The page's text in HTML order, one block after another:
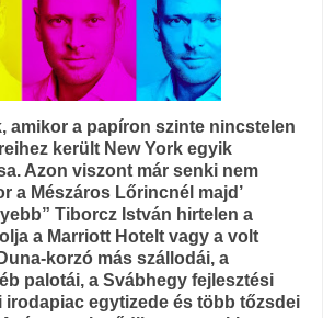
amikor a papíron szinte nincstelen
került New York egyik
Azon viszont már senki nem
a Mészáros Lőrincnél majd’
Tiborcz István hirtelen a
a Marriott Hotelt vagy a volt
korzó más szállodái, a
palotái, a Svábhegy fejlesztési
irodapiac egytizede és több tőzsdei